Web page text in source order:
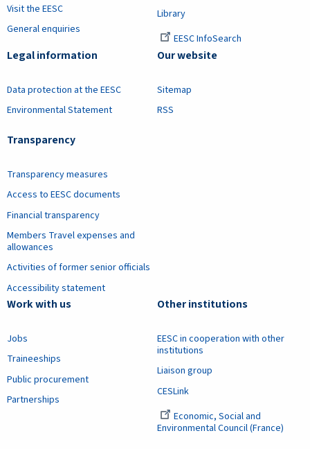
Visit the EESC
General enquiries
Library
EESC InfoSearch
Legal information
Data protection at the EESC
Environmental Statement
Transparency
Transparency measures
Access to EESC documents
Financial transparency
Members Travel expenses and
allowances
Activities of former senior officials
Accessibility statement
Our website
Sitemap
RSS
Work with us
Jobs
Traineeships
Public procurement
Partnerships
Other institutions
EESC in cooperation with other
institutions
Liaison group
CESLink
Economic, Social and
Environmental Council (France)